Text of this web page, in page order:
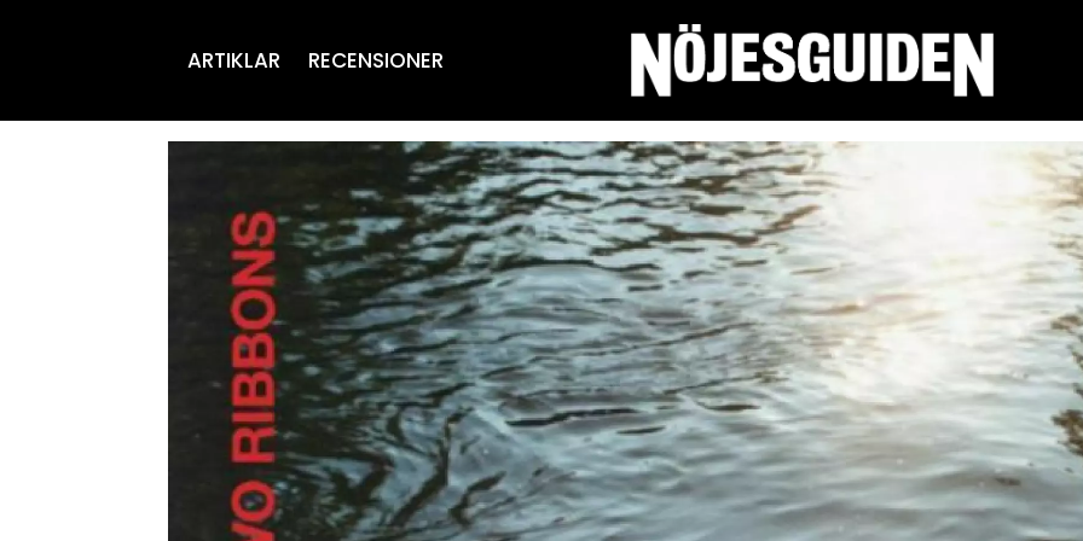
ARTIKLAR RECENSIONER